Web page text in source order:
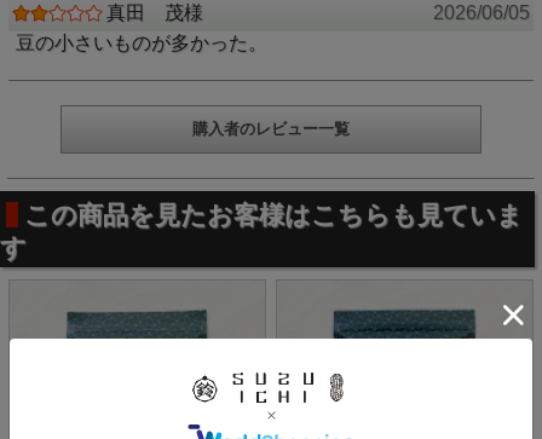
真田 茂様
2026/06/05
豆の小さいものが多かった。
購入者のレビュー一覧
この商品を見たお客様はこちらも見ていま
す